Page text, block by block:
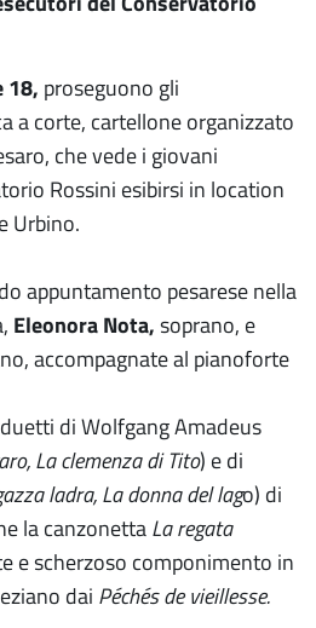
18, proseguono gli
a corte, cartellone organizzato
che vede i giovani
Rossini esibirsi in location
Urbino.
appuntamento pesarese nella
Eleonora Nota,soprano, e
accompagnate al pianoforte
di Wolfgang Amadeus
La clemenza di Tito) e di
ladra, La donna del lago) di
la canzonettaLa regata
e scherzoso componimento in
dai Péchés de vieillesse.